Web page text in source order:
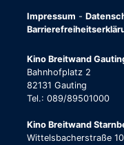
Impressum -
Kino Breitwand
Bahnhofplatz 2
82131 Gauting
Tel.: 089/89501000
Kino Breitwand
Wittelsbacherstraße 10